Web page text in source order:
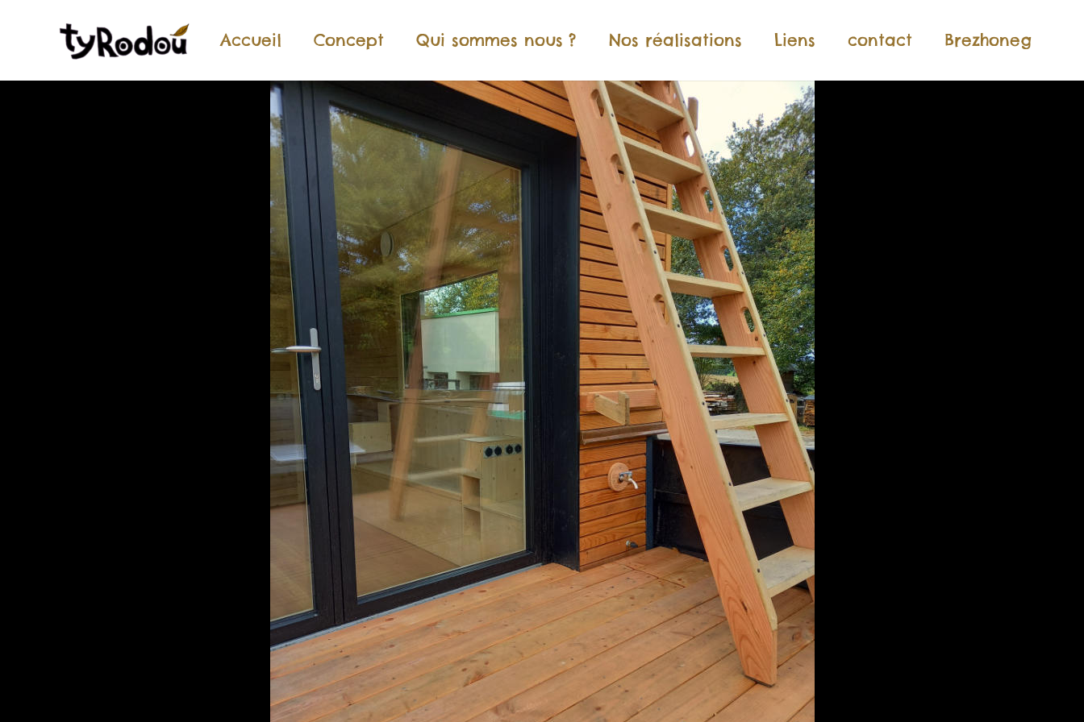
Accueil Concept Qui sommes nous ? Nos réalisations Liens contact Brezhoneg